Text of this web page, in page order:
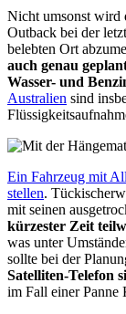
Nicht umsonst wird
Outback bei der
belebten Ort
auch genau
Wasser- und
Australien sind
Ein Fahrzeug mit
stellen.
mit seinen
kürzester Zeit
was unter
sollte bei der
Satelliten-Telefon
im Fall einer Panne